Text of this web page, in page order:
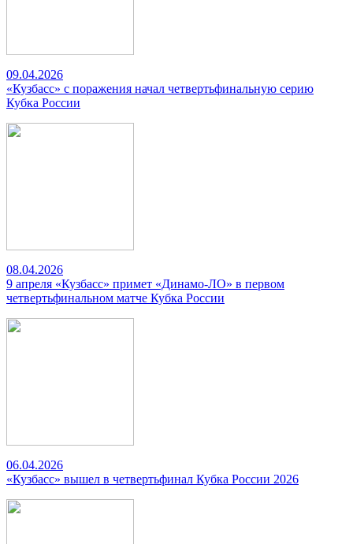
09.04.2026
«Кузбасс» с поражения начал четвертьфинальную серию
Кубка России
08.04.2026
9 апреля «Кузбасс» примет «Динамо-ЛО» в первом
четвертьфинальном матче Кубка России
06.04.2026
«Кузбасс» вышел в четвертьфинал Кубка России 2026